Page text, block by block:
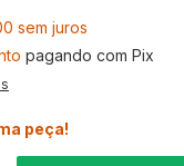
sem juros
pagando com Pix
peça!